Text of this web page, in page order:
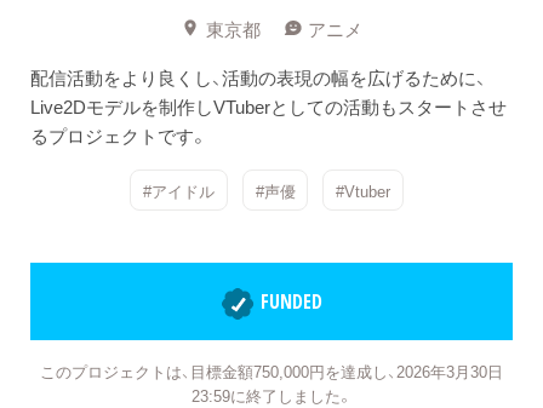
東京都
アニメ
配信活動をより良くし、活動の表現の幅を広げるために、
Live2Dモデルを制作しVTuberとしての活動もスタートさせ
るプロジェクトです。
#アイドル #声優 #Vtuber
FUNDED
このプロジェクトは、目標金額750,000円を達成し、2026年3月30日
23:59に終了しました。